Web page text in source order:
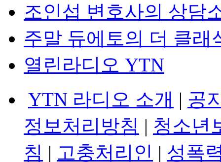
조인섭 변호사의 상담
주말 듀에토의 더 클래
열린라디오 YTN
YTN 라디오 소개 | 공
정보처리방침 | 청소년
침 | 고충처리인 | 성폭